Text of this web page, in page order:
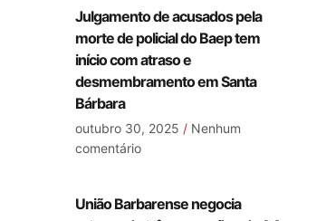
Julgamento de acusados pela
morte de policial do Baep tem
início com atraso e
desmembramento em Santa
Bárbara
outubro 30, 2025 Nenhum
comentário
União Barbarense negocia